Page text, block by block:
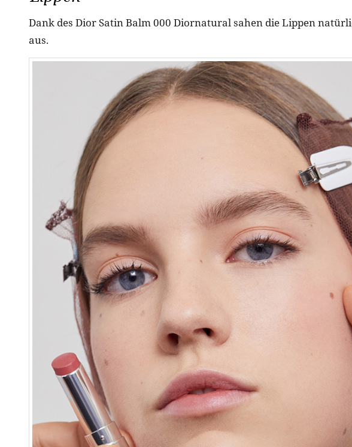
Dank des Dior Satin Balm 000 Diornatural sahen die Lippen
aus.